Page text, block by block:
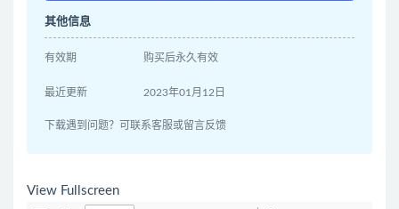
其他信息
有效期 购买后永久有效
最近更新 2023年01月12日
下载遇到问题？可联系客服或留言反馈
View Fullscreen